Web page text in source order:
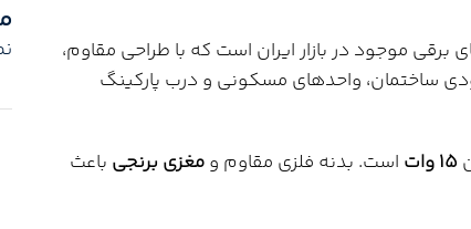
قفل‌های برقی موجود در بازار ایران است که با طراحی مقاوم،
ساختمان، واحدهای مسکونی و درب پارکینگ
۱۵ وات است. بدنه فلزی مقاوم ومغزی برنجی باعث